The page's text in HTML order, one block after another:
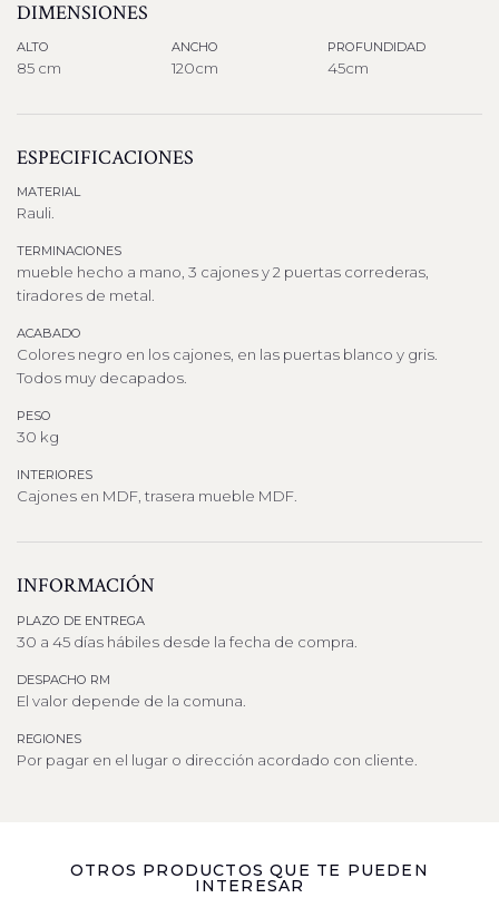
DIMENSIONES
ALTO
85 cm
ANCHO
120cm
PROFUNDIDAD
45cm
ESPECIFICACIONES
MATERIAL
Rauli.
TERMINACIONES
mueble hecho a mano, 3 cajones y 2 puertas correderas,
tiradores de metal.
ACABADO
Colores negro en los cajones, en las puertas blanco y gris.
Todos muy decapados.
PESO
30 kg
INTERIORES
Cajones en MDF, trasera mueble MDF.
INFORMACIÓN
PLAZO DE ENTREGA
30 a 45 días hábiles desde la fecha de compra.
DESPACHO RM
El valor depende de la comuna.
REGIONES
Por pagar en el lugar o dirección acordado con cliente.
OTROS PRODUCTOS QUE TE PUEDEN
INTERESAR